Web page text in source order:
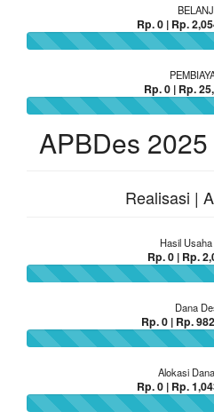
Rp. 0 | Rp.
Rp. 0 | Rp.
APBDes
Realisasi |
Hasil
Rp. 0 | Rp.
Dana
Rp. 0 | Rp.
Alokasi
Rp. 0 | Rp.